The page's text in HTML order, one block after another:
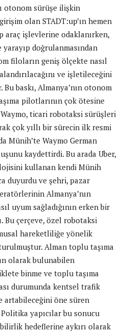
otonom sürüşe ilişkin
olan STADT:up’ın hemen
araç işlevlerine odaklanırken,
doğrulanmasından
filoların geniş ölçekte nasıl
ve işletileceğini
Bu baskı, Almanya’nın otonom
pilotlarının çok ötesine
ticari robotaksi sürüşleri
çok yıllı bir sürecin ilk resmi
Münih’te Waymo German
kaydettirdi. Bu arada Uber,
kullanan kendi Münih
duyurdu ve şehri, pazar
Almanya’nın
uyum sağladığının erken bir
Bu çerçeve, özel robotaksi
hareketliliğe yönelik
Alman toplu taşıma
olarak bulunabilen
binme ve toplu taşıma
durumunda kentsel trafik
artabileceğini öne süren
yapıcılar bu sonucu
hedeflerine aykırı olarak